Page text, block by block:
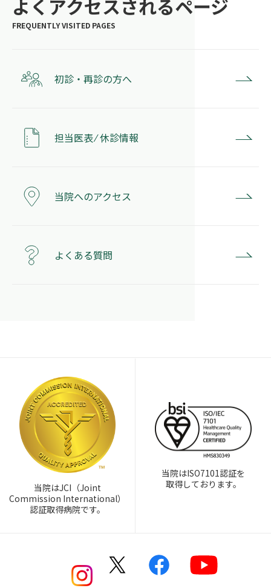
よくアクセスされるページ
初診・再診の方へ
担当医表 ⁄ 休診情報
当院へのアクセス
よくある質問
当院はJCI（Joint
Commission International）
認証取得病院です。
当院はISO7101認証を
取得しております。